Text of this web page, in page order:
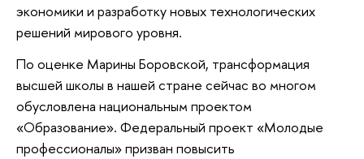
экономики и разработку новых технологических
решений мирового уровня.
По оценке Марины Боровской, трансформация
высшей школы в нашей стране сейчас во многом
обусловлена национальным проектом
«Образование». Федеральный проект «Молодые
профессионалы» призван повысить